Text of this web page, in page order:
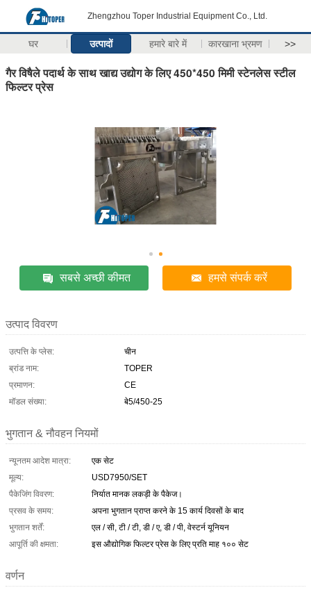
Zhengzhou Toper Industrial Equipment Co., Ltd.
घर उत्पादों हमारे बारे में कारखाना भ्रमण >>
गैर विषैले पदार्थ के साथ खाद्य उद्योग के लिए 450*450 मिमी स्टेनलेस स्टील
फिल्टर प्रेस
सबसे अच्छी कीमत हमसे संपर्क करें
उत्पाद विवरण
उत्पत्ति के प्लेस:
चीन
ब्रांड नाम:
TOPER
प्रमाणन:
CE
मॉडल संख्या:
बे5/450-25
भुगतान & नौवहन नियमों
न्यूनतम आदेश मात्रा:
एक सेट
मूल्य:
USD7950/SET
पैकेजिंग विवरण:
निर्यात मानक लकड़ी के पैकेज।
प्रसव के समय:
अपना भुगतान प्राप्त करने के 15 कार्य दिवसों के बाद
भुगतान शर्तें:
एल / सी, टी / टी, डी / ए, डी / पी, वेस्टर्न यूनियन
आपूर्ति की क्षमता:
इस औद्योगिक फिल्टर प्रेस के लिए प्रति माह १०० सेट
वर्णन